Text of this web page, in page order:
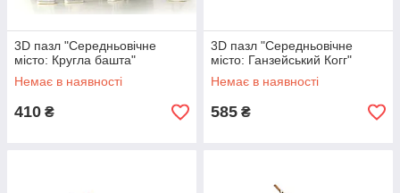
3D пазл "Середньовічне
місто: Кругла башта"
Немає в наявності
410 ₴
3D пазл "Середньовічне
місто: Ганзейський Когг"
Немає в наявності
585 ₴